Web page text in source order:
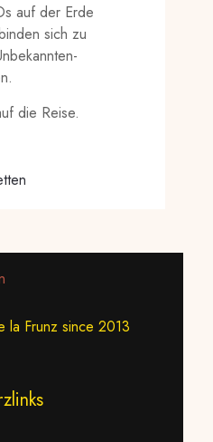
auf der Erde
sich zu
die Reise.
Frunz since 2013